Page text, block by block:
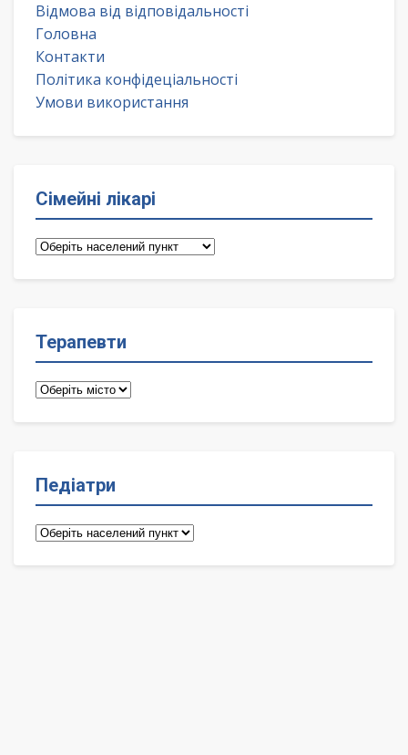
Відмова від відповідальності
Головна
Контакти
Політика конфідеціальності
Умови використання
Сімейні лікарі
Сімейні
Терапевти
Терапевти
Педіатри
Педіатри